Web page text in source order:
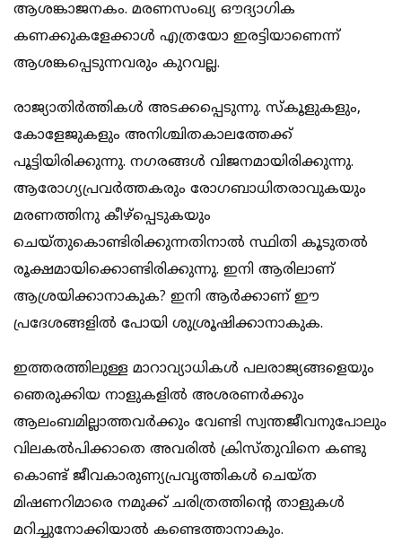
ആശങ്കാജനകം. മരണസംഖ്യ ഔദ്യാഗിക
കണക്കുകളേക്കാള്‍ എത്രയോ ഇരട്ടിയാണെന്ന്
ആശങ്കപ്പെടുന്നവരും കുറവല്ല.
രാജ്യാതിര്‍ത്തികള്‍ അടക്കപ്പെടുന്നു. സ്‌കൂളുകളും,
കോളേജുകളും അനിശ്ചിതകാലത്തേക്ക്
പൂട്ടിയിരിക്കുന്നു. നഗരങ്ങള്‍ വിജനമായിരിക്കുന്നു.
ആരോഗ്യപ്രവര്‍ത്തകരും രോഗബാധിതരാവുകയും
മരണത്തിനു കീഴ്‌പ്പെടുകയും
ചെയ്തുകൊണ്ടിരിക്കുന്നതിനാല്‍ സ്ഥിതി കൂടുതല്‍
രൂക്ഷമായിക്കൊണ്ടിരിക്കുന്നു. ഇനി ആരിലാണ്
ആശ്രയിക്കാനാകുക? ഇനി ആര്‍ക്കാണ് ഈ
പ്രദേശങ്ങളില്‍ പോയി ശുശ്രൂഷിക്കാനാകുക.
ഇത്തരത്തിലുള്ള മാറാവ്യാധികള്‍ പലരാജ്യങ്ങളെയും
ഞെരുക്കിയ നാളുകളില്‍ അശരണര്‍ക്കും
ആലംബമില്ലാത്തവര്‍ക്കും വേണ്ടി സ്വന്തജീവനുപോലും
വിലകല്‍പിക്കാതെ അവരില്‍ ക്രിസ്തുവിനെ കണ്ടു
കൊണ്ട് ജീവകാരുണ്യപ്രവൃത്തികള്‍ ചെയ്ത
മിഷണറിമാരെ നമുക്ക് ചരിത്രത്തിന്റെ താളുകള്‍
മറിച്ചുനോക്കിയാല്‍ കണ്ടെത്താനാകും.